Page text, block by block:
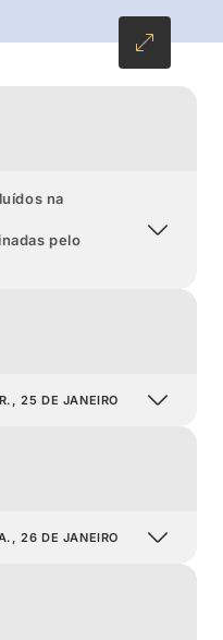
na
pelo
25 DE JANEIRO
26 DE JANEIRO